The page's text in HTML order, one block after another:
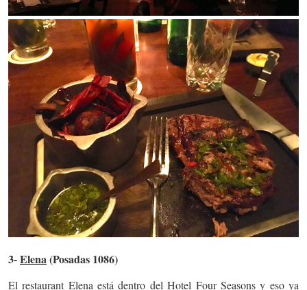
3-Elena(Posadas 1086)
El restaurant Elena está dentro del Hotel Four Seasons y eso ya